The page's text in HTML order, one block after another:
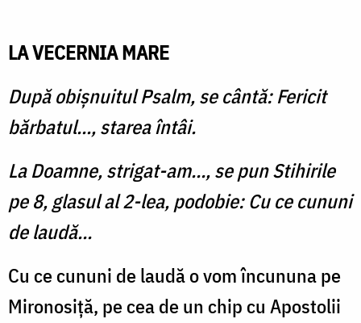
LA VECERNIA MARE
După obișnuitul Psalm, se cântă: Fericit
bărbatul..., starea întâi.
La Doamne, strigat-am…, se pun Stihirile
pe 8, glasul al 2-lea, podobie: Cu ce cununi
de laudă…
Cu ce cununi de laudă o vom încununa pe
Mironosiță, pe cea de un chip cu Apostolii